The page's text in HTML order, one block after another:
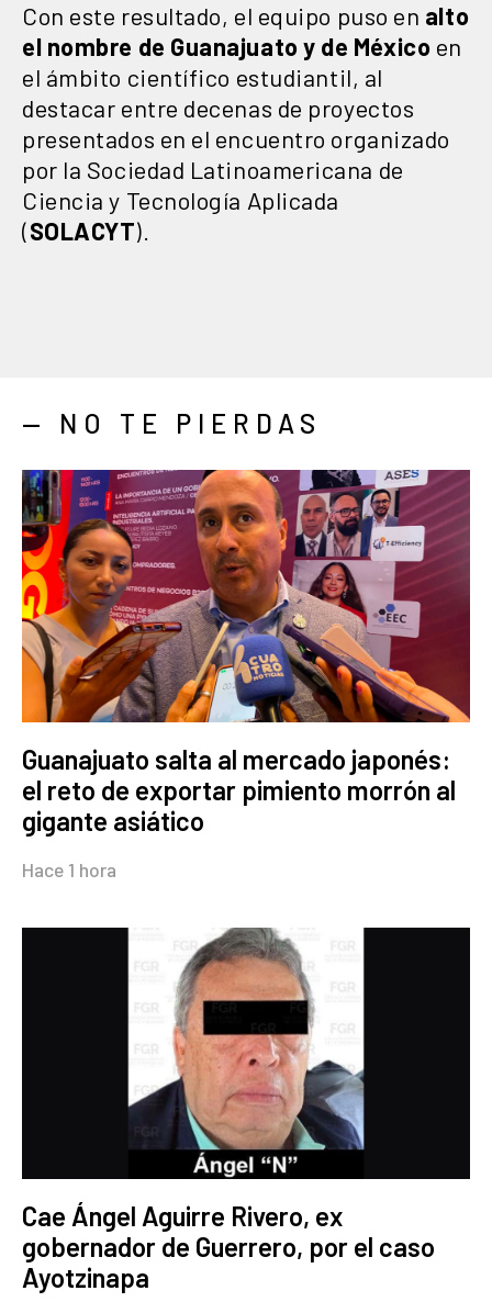
Con este resultado, el equipo puso en alto
el nombre de Guanajuato y de México en
el ámbito científico estudiantil, al
destacar entre decenas de proyectos
presentados en el encuentro organizado
por la Sociedad Latinoamericana de
Ciencia y Tecnología Aplicada
(SOLACYT).
— NO TE PIERDAS
Guanajuato salta al mercado japonés:
el reto de exportar pimiento morrón al
gigante asiático
Hace 1 hora
Cae Ángel Aguirre Rivero, ex
gobernador de Guerrero, por el caso
Ayotzinapa